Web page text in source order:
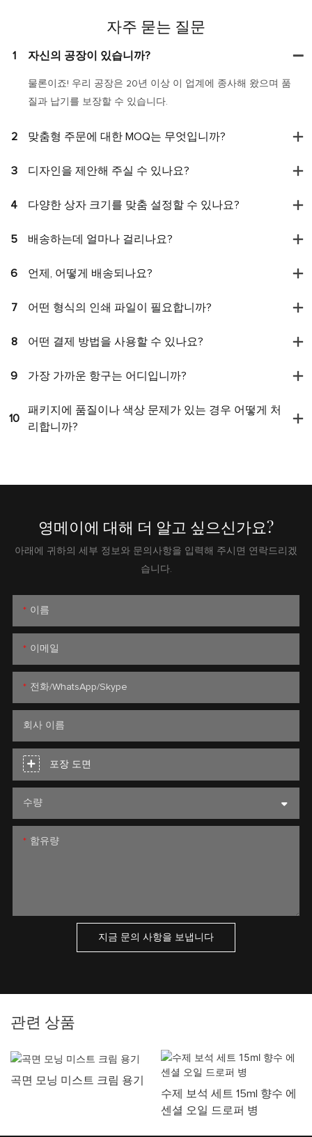
자주 묻는 질문
1 자신의 공장이 있습니까?
물론이죠! 우리 공장은 20년 이상 이 업계에 종사해 왔으며 품
질과 납기를 보장할 수 있습니다.
2 맞춤형 주문에 대한 MOQ는 무엇입니까?
3 디자인을 제안해 주실 수 있나요?
4 다양한 상자 크기를 맞춤 설정할 수 있나요?
5 배송하는데 얼마나 걸리나요?
6 언제, 어떻게 배송되나요?
7 어떤 형식의 인쇄 파일이 필요합니까?
8 어떤 결제 방법을 사용할 수 있나요?
9 가장 가까운 항구는 어디입니까?
10
패키지에 품질이나 색상 문제가 있는 경우 어떻게 처
리합니까?
영메이에 대해 더 알고 싶으신가요?
아래에 귀하의 세부 정보와 문의사항을 입력해 주시면 연락드리겠
습니다.
이름
이메일
전화/WhatsApp/Skype
회사 이름
포장 도면
수량
함유량
지금 문의 사항을 보냅니다
관련 상품
곡면 모닝 미스트 크림 용기
수제 보석 세트 15ml 향수 에
센셜 오일 드로퍼 병